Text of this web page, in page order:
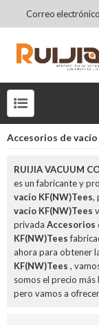
Correo
Accesorios de
RUIJIA VACUUM
es un fabricante y
vacío KF(NW)Tees,
vacío KF(NW)Tees
privada Accesorios
KF(NW)Tees
ahora para obtener
KF(NW)Tees ,
somos el precio más
pero vamos a